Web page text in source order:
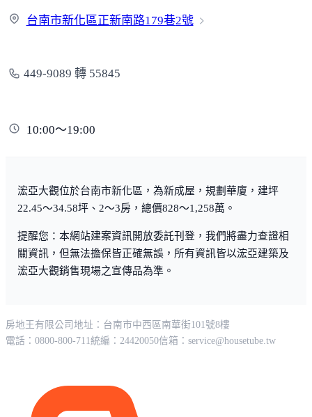
台南市新化區正新南路179巷2號
449-9089 轉 55845
10:00～19:00
浤亞大觀位於台南市新化區，為新成屋，規劃華廈，建坪
22.45～34.58坪、2～3房，總價828～1,258萬。
提醒您：本網站建案資訊開放委託刊登，我們將盡力查證相
關資訊，但無法擔保皆正確無誤，所有資訊皆以浤亞建築及
浤亞大觀銷售現場之宣傳品為準。
房地王有限公司 地址：台南市中西區南華街101號8樓
電話：0800-800-711統編：24420050信箱： service@housetube.tw